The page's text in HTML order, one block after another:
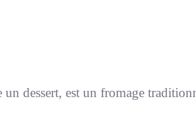
dessert, est un fromage